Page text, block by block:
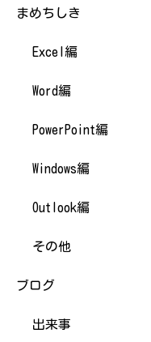
まめちしき
Excel編
Word編
PowerPoint編
Windows編
Outlook編
その他
ブログ
出来事